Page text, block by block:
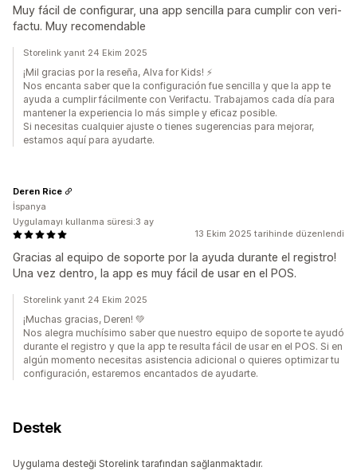
Muy fácil de configurar, una app sencilla para cumplir con veri-
factu. Muy recomendable
Storelink yanıt 24 Ekim 2025
¡Mil gracias por la reseña, Alva for Kids! ⚡️
Nos encanta saber que la configuración fue sencilla y que la app te
ayuda a cumplir fácilmente con Verifactu. Trabajamos cada día para
mantener la experiencia lo más simple y eficaz posible.
Si necesitas cualquier ajuste o tienes sugerencias para mejorar,
estamos aquí para ayudarte.
13 Ekim 2025 tarihinde düzenlendi
Gracias al equipo de soporte por la ayuda durante el registro!
Una vez dentro, la app es muy fácil de usar en el POS.
Deren Rice
İspanya
Uygulamayı kullanma süresi:3 ay
Storelink yanıt 24 Ekim 2025
¡Muchas gracias, Deren! 💚
Nos alegra muchísimo saber que nuestro equipo de soporte te ayudó
durante el registro y que la app te resulta fácil de usar en el POS. Si en
algún momento necesitas asistencia adicional o quieres optimizar tu
configuración, estaremos encantados de ayudarte.
Destek
Uygulama desteği Storelink tarafından sağlanmaktadır.